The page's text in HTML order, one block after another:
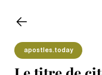
apostles.today